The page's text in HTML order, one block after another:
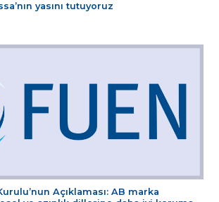
yasını tutuyoruz
Açıklaması: AB marka